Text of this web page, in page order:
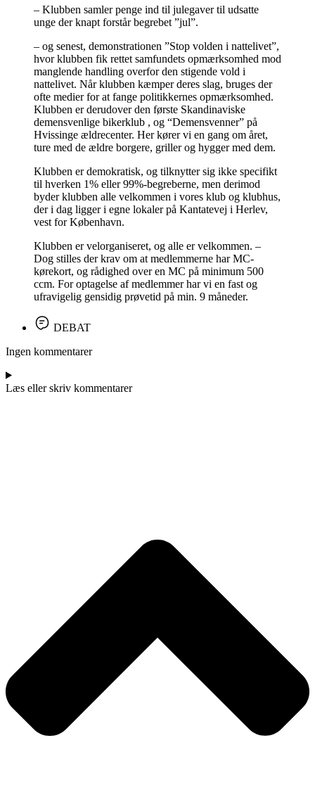
– Klubben samler penge ind til julegaver til udsatte
unge der knapt forstår begrebet ”jul”.
– og senest, demonstrationen ”Stop volden i nattelivet”,
hvor klubben fik rettet samfundets opmærksomhed mod
manglende handling overfor den stigende vold i
nattelivet. Når klubben kæmper deres slag, bruges der
ofte medier for at fange politikkernes opmærksomhed.
Klubben er derudover den første Skandinaviske
demensvenlige bikerklub , og “Demensvenner” på
Hvissinge ældrecenter. Her kører vi en gang om året,
ture med de ældre borgere, griller og hygger med dem.
Klubben er demokratisk, og tilknytter sig ikke specifikt
til hverken 1% eller 99%-begreberne, men derimod
byder klubben alle velkommen i vores klub og klubhus,
der i dag ligger i egne lokaler på Kantatevej i Herlev,
vest for København.
Klubben er velorganiseret, og alle er velkommen. –
Dog stilles der krav om at medlemmerne har MC-
kørekort, og rådighed over en MC på minimum 500
ccm. For optagelse af medlemmer har vi en fast og
ufravigelig gensidig prøvetid på min. 9 måneder.
DEBAT
Ingen kommentarer
Læs eller skriv kommentarer